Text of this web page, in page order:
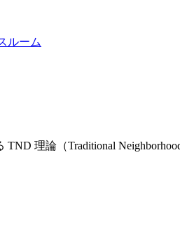
ルーム
理論（Traditional